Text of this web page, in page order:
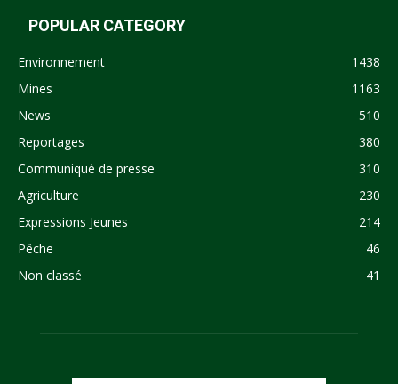
POPULAR CATEGORY
Environnement
1438
Mines
1163
News
510
Reportages
380
Communiqué de presse
310
Agriculture
230
Expressions Jeunes
214
Pêche
46
Non classé
41